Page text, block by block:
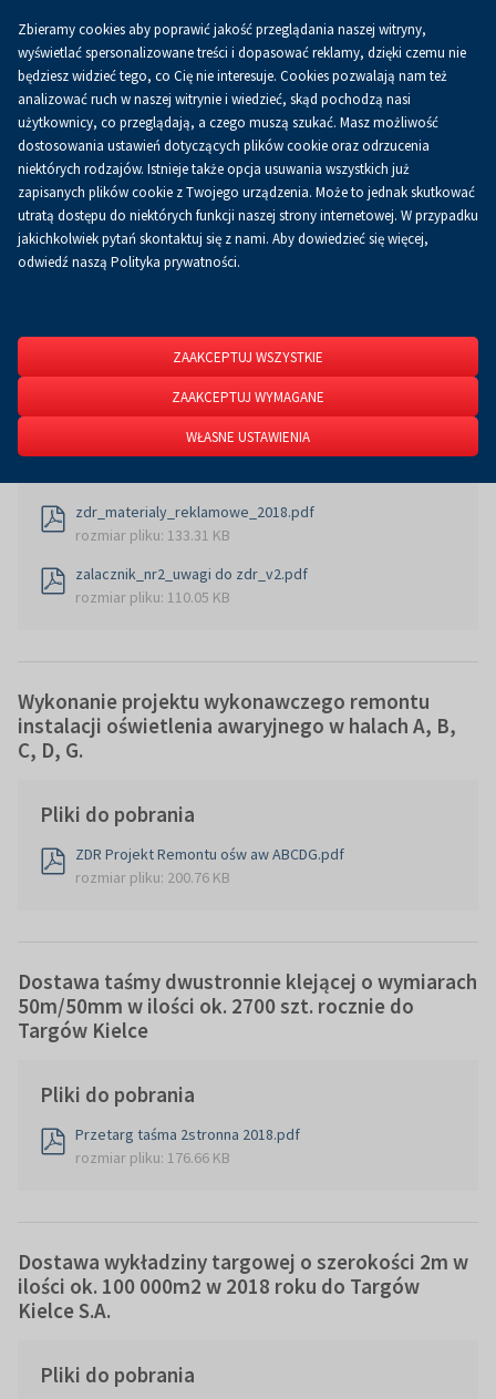
0.00 złKoszykPL
Strona główna O firmie Przetargi
Przetargi
ARCHIWALNE
w latach 2018-2019
Pliki do pobrania
zdr_materialy_reklamowe_2018.pdf
rozmiar pliku: 133.31 KB
zalacznik_nr2_uwagi do zdr_v2.pdf
rozmiar pliku: 110.05 KB
Wykonanie projektu wykonawczego remontu
instalacji oświetlenia awaryjnego w halach A, B,
C, D, G.
Pliki do pobrania
ZDR Projekt Remontu ośw aw ABCDG.pdf
rozmiar pliku: 200.76 KB
Dostawa taśmy dwustronnie klejącej o wymiarach
50m/50mm w ilości ok. 2700 szt. rocznie do
Targów Kielce
Pliki do pobrania
Przetarg taśma 2stronna 2018.pdf
rozmiar pliku: 176.66 KB
Dostawa wykładziny targowej o szerokości 2m w
ilości ok. 100 000m2 w 2018 roku do Targów
Kielce S.A.
Pliki do pobrania
Zbieramy cookies aby poprawić jakość przeglądania naszej witryny,
wyświetlać spersonalizowane treści i dopasować reklamy, dzięki czemu nie
będziesz widzieć tego, co Cię nie interesuje. Cookies pozwalają nam też
analizować ruch w naszej witrynie i wiedzieć, skąd pochodzą nasi
użytkownicy, co przeglądają, a czego muszą szukać. Masz możliwość
dostosowania ustawień dotyczących plików cookie oraz odrzucenia
niektórych rodzajów. Istnieje także opcja usuwania wszystkich już
zapisanych plików cookie z Twojego urządzenia. Może to jednak skutkować
utratą dostępu do niektórych funkcji naszej strony internetowej. W przypadku
jakichkolwiek pytań skontaktuj się z nami. Aby dowiedzieć się więcej,
odwiedź naszą Polityka prywatności.
ZAAKCEPTUJ WSZYSTKIE
ZAAKCEPTUJ WYMAGANE
WŁASNE USTAWIENIA